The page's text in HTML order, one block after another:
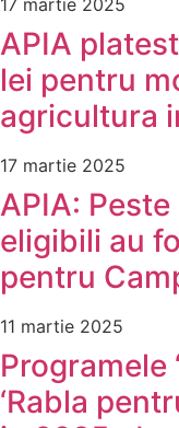
APIA
lei pentru
agricultura
17 martie 2025
APIA:
eligibili au
pentru
11 martie 2025
Programele
‘Rabla